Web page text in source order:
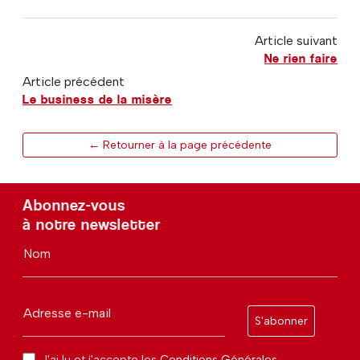
Article suivant
Ne rien faire
Article précédent
Le business de la misère
← Retourner à la page précédente
Abonnez-vous
à notre newsletter
Nom
Adresse e-mail
S'abonner